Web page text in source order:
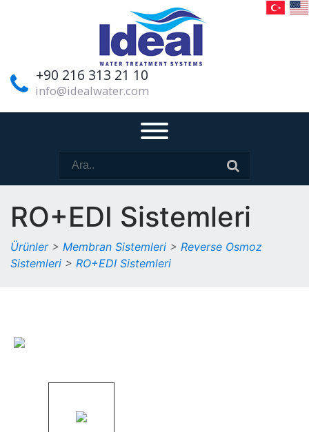
+90 216 313 21 10
info@idealwater.com
RO+EDI Sistemleri
Ürünler> Membran Sistemleri > Reverse Osmoz
Sistemleri > RO+EDI Sistemleri